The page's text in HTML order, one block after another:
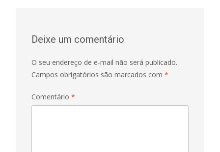
Deixe um comentário
O seu endereço de e-mail não será publicado.
Campos obrigatórios são marcados com *
Comentário *